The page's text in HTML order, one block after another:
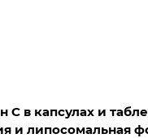
С в капсулах и
и липосомальная